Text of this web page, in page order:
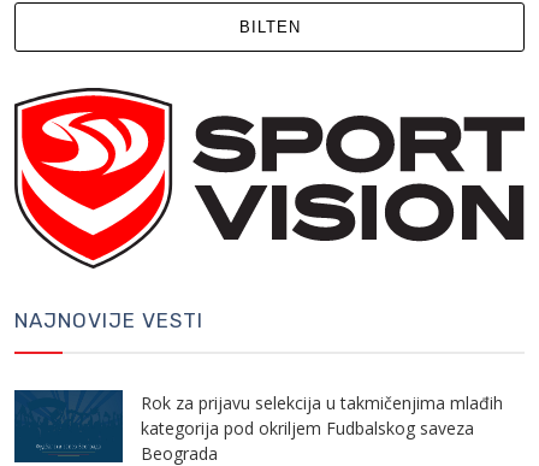
BILTEN
NAJNOVIJE VESTI
Rok za prijavu selekcija u takmičenjima mlađih
kategorija pod okriljem Fudbalskog saveza
Beograda